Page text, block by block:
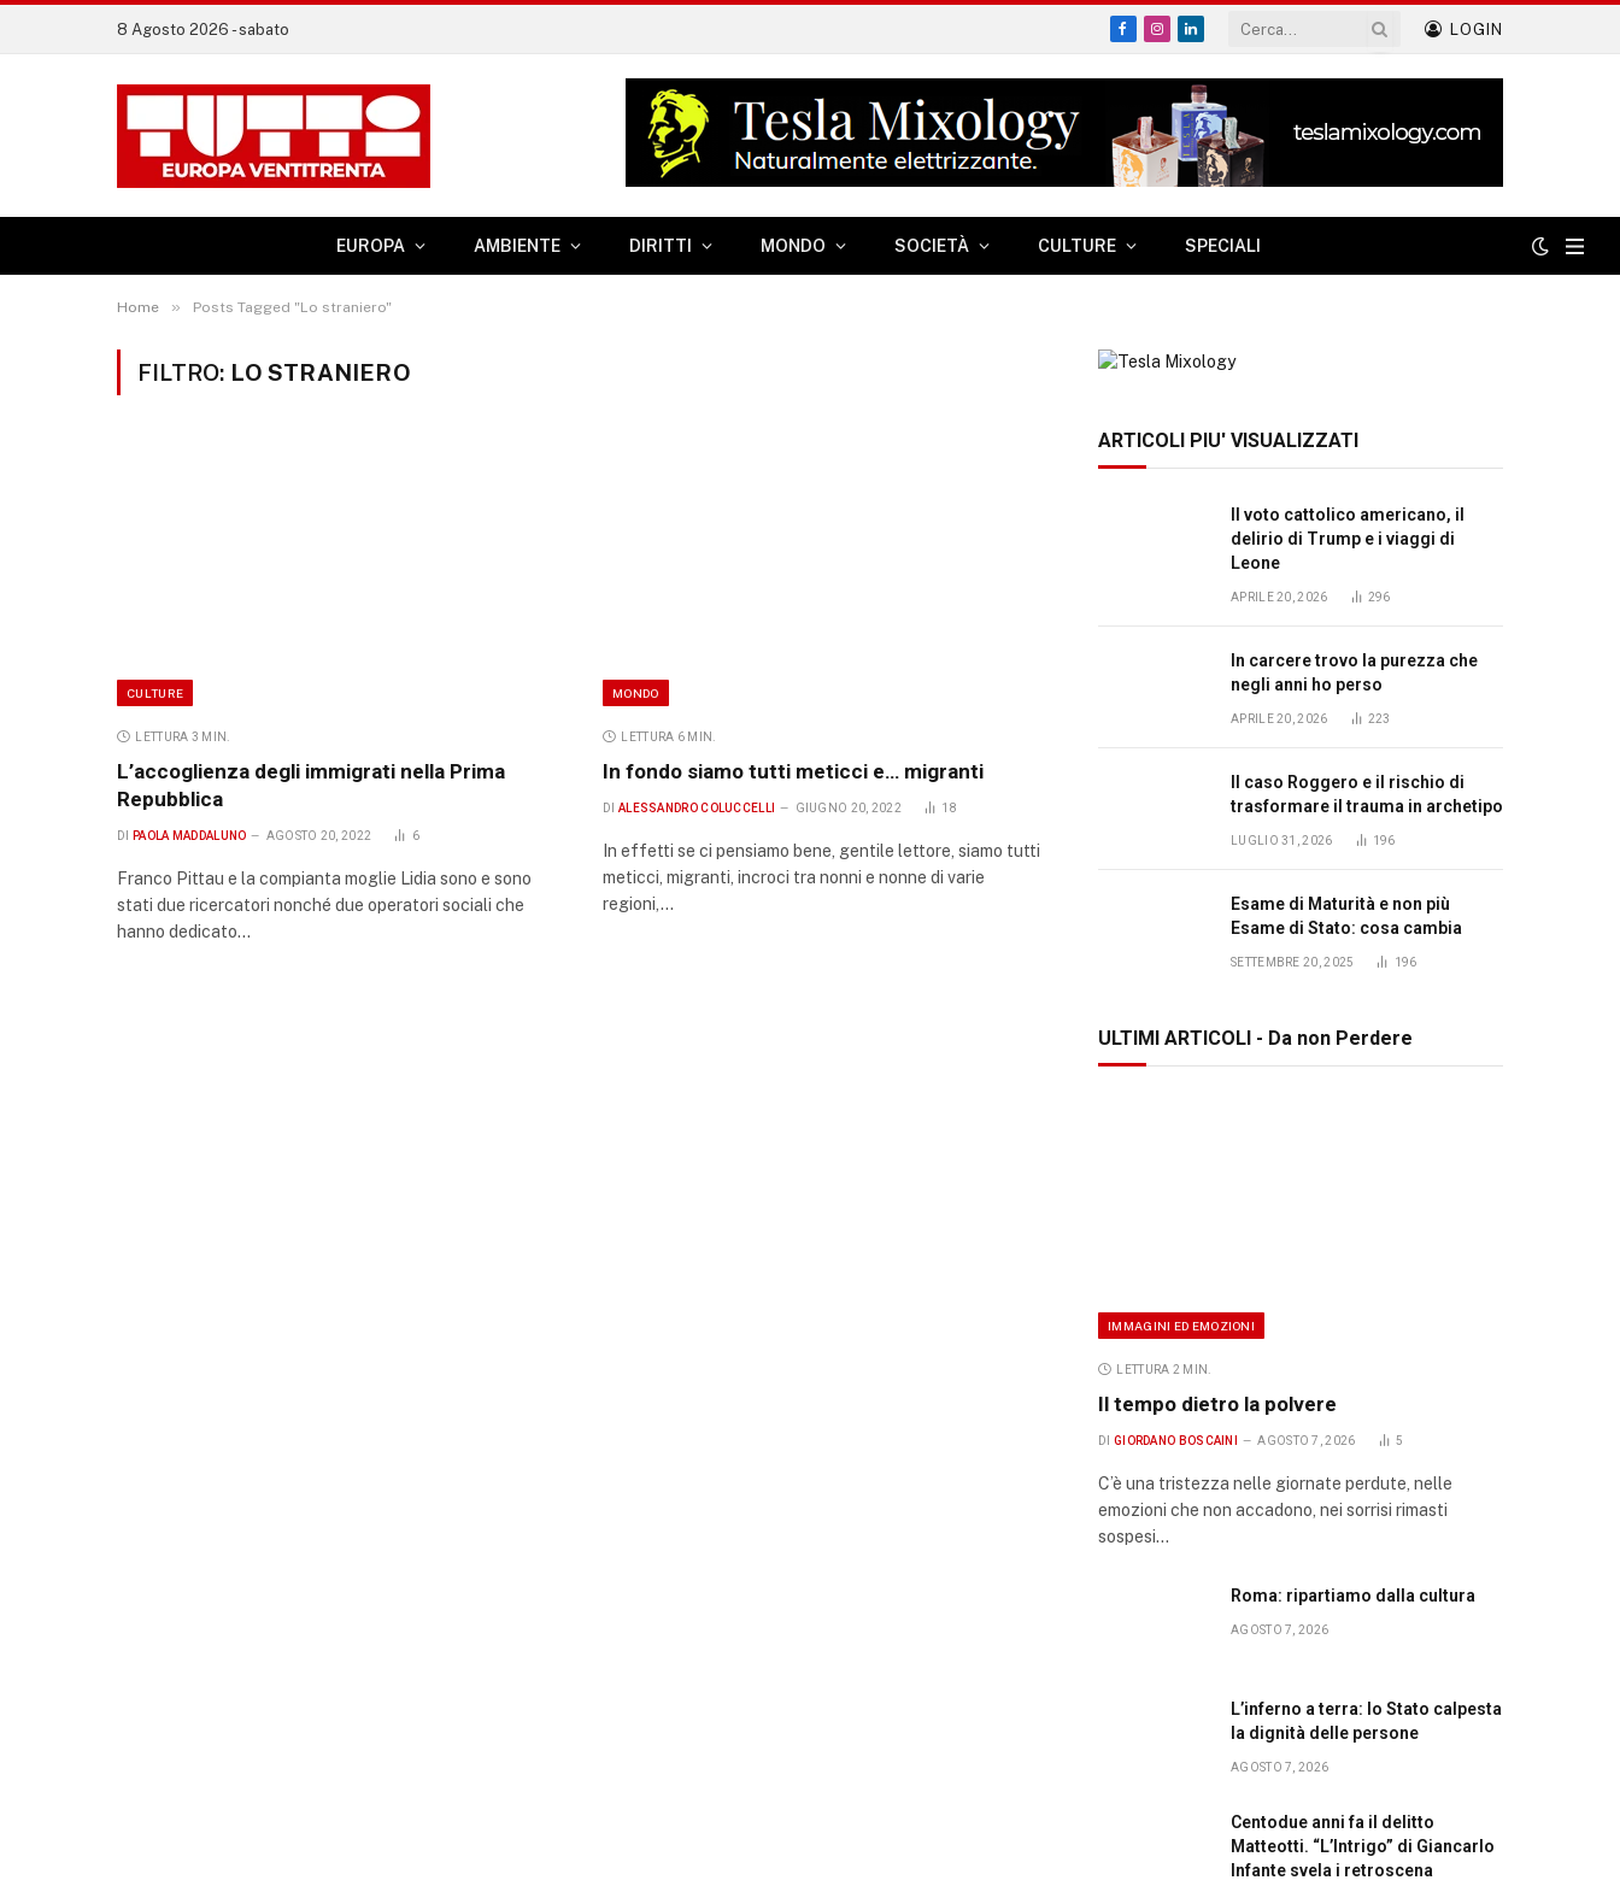
8 Agosto 2026 - sabato
Facebook
Instagram
LinkedIn
LOGIN
EUROPA AMBIENTE DIRITTI MONDO SOCIETÀ CULTURE SPECIALI
Home » Posts Tagged "Lo straniero"
FILTRO: LO STRANIERO
CULTURE
LETTURA 3 MIN.
L’accoglienza degli immigrati nella Prima
Repubblica
DI PAOLA MADDALUNO AGOSTO 20, 2022 6
Franco Pittau e la compianta moglie Lidia sono e sono
stati due ricercatori nonché due operatori sociali che
hanno dedicato…
MONDO
LETTURA 6 MIN.
In fondo siamo tutti meticci e… migranti
DI ALESSANDRO COLUCCELLI GIUGNO 20, 2022 18
In effetti se ci pensiamo bene, gentile lettore, siamo tutti
meticci, migranti, incroci tra nonni e nonne di varie
regioni,…
ARTICOLI PIU' VISUALIZZATI
Il voto cattolico americano, il
delirio di Trump e i viaggi di
Leone
APRILE 20, 2026 296
In carcere trovo la purezza che
negli anni ho perso
APRILE 20, 2026 223
Il caso Roggero e il rischio di
trasformare il trauma in archetipo
LUGLIO 31, 2026 196
Esame di Maturità e non più
Esame di Stato: cosa cambia
SETTEMBRE 20, 2025 196
ULTIMI ARTICOLI - Da non Perdere
IMMAGINI ED EMOZIONI
LETTURA 2 MIN.
Il tempo dietro la polvere
DI GIORDANO BOSCAINI AGOSTO 7, 2026 5
C’è una tristezza nelle giornate perdute, nelle
emozioni che non accadono, nei sorrisi rimasti
sospesi…
Roma: ripartiamo dalla cultura
AGOSTO 7, 2026
L’inferno a terra: lo Stato calpesta
la dignità delle persone
AGOSTO 7, 2026
Centodue anni fa il delitto
Matteotti. “L’Intrigo” di Giancarlo
Infante svela i retroscena